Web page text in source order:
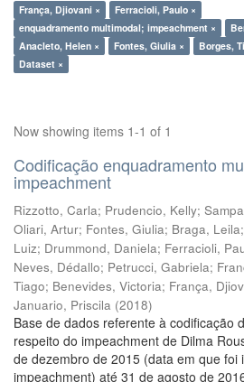
França, Djiovani ×
Ferracioli, Paulo ×
enquadramento multimodal; impeachment ×
Anacleto, Helen ×
Fontes, Giulia × Borges,
Dataset ×
Now showing items 1-1 of 1
Codificação enquadramento
impeachment
Rizzotto, Carla; Prudencio, Kelly;
Oliari, Artur; Fontes, Giulia; Braga, Leila;
Luiz; Drummond, Daniela; Ferracioli,
Neves, Dédallo; Petrucci, Gabriela;
Tiago; Benevides, Victoria; França,
Januario, Priscila (2018)
Base de dados referente à codificação
respeito do impeachment de Dilma
de dezembro de 2015 (data em que foi
impeachment) até 31 de agosto de